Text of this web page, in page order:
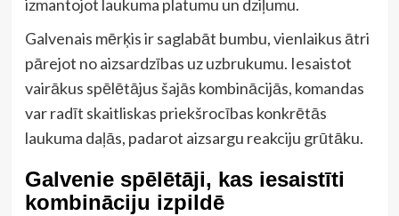
izmantojot laukuma platumu un dziļumu.
Galvenais mērķis ir saglabāt bumbu, vienlaikus ātri
pārejot no aizsardzības uz uzbrukumu. Iesaistot
vairākus spēlētājus šajās kombinācijās, komandas
var radīt skaitliskas priekšrocības konkrētās
laukuma daļās, padarot aizsargu reakciju grūtāku.
Galvenie spēlētāji, kas iesaistīti
kombināciju izpildē